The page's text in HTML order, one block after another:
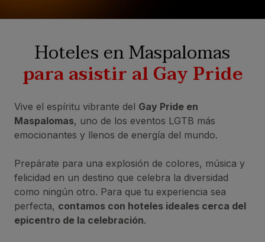
Hoteles en Maspalomas
para asistir al Gay Pride
Vive el espíritu vibrante del Gay Pride en
Maspalomas, uno de los eventos LGTB más
emocionantes y llenos de energía del mundo.
Prepárate para una explosión de colores, música y
felicidad en un destino que celebra la diversidad
como ningún otro. Para que tu experiencia sea
perfecta, contamos con hoteles ideales cerca del
epicentro de la celebración.